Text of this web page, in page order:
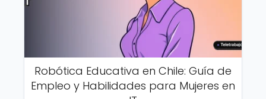
Robótica Educativa en Chile: Guía de
Empleo y Habilidades para Mujeres en